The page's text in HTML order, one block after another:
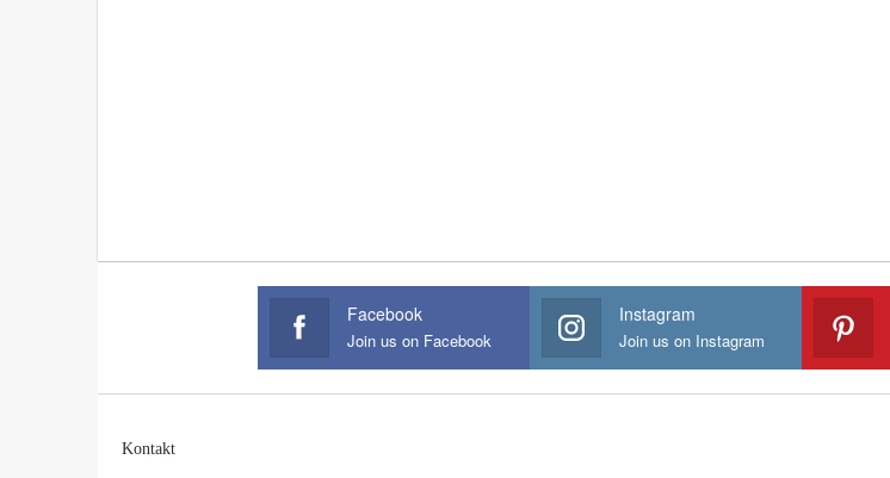
Facebook
Join us on Facebook
Instagram
Join us on Instagram
Kontakt